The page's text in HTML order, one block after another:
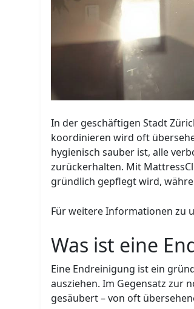
In der geschäftigen Stadt
koordinieren wird oft
hygienisch sauber ist, alle
zurückerhalten. Mit
gründlich gepflegt wird,
Für weitere Informationen zu
Was ist eine
Eine Endreinigung ist ein
ausziehen. Im Gegensatz zur
gesäubert – von oft